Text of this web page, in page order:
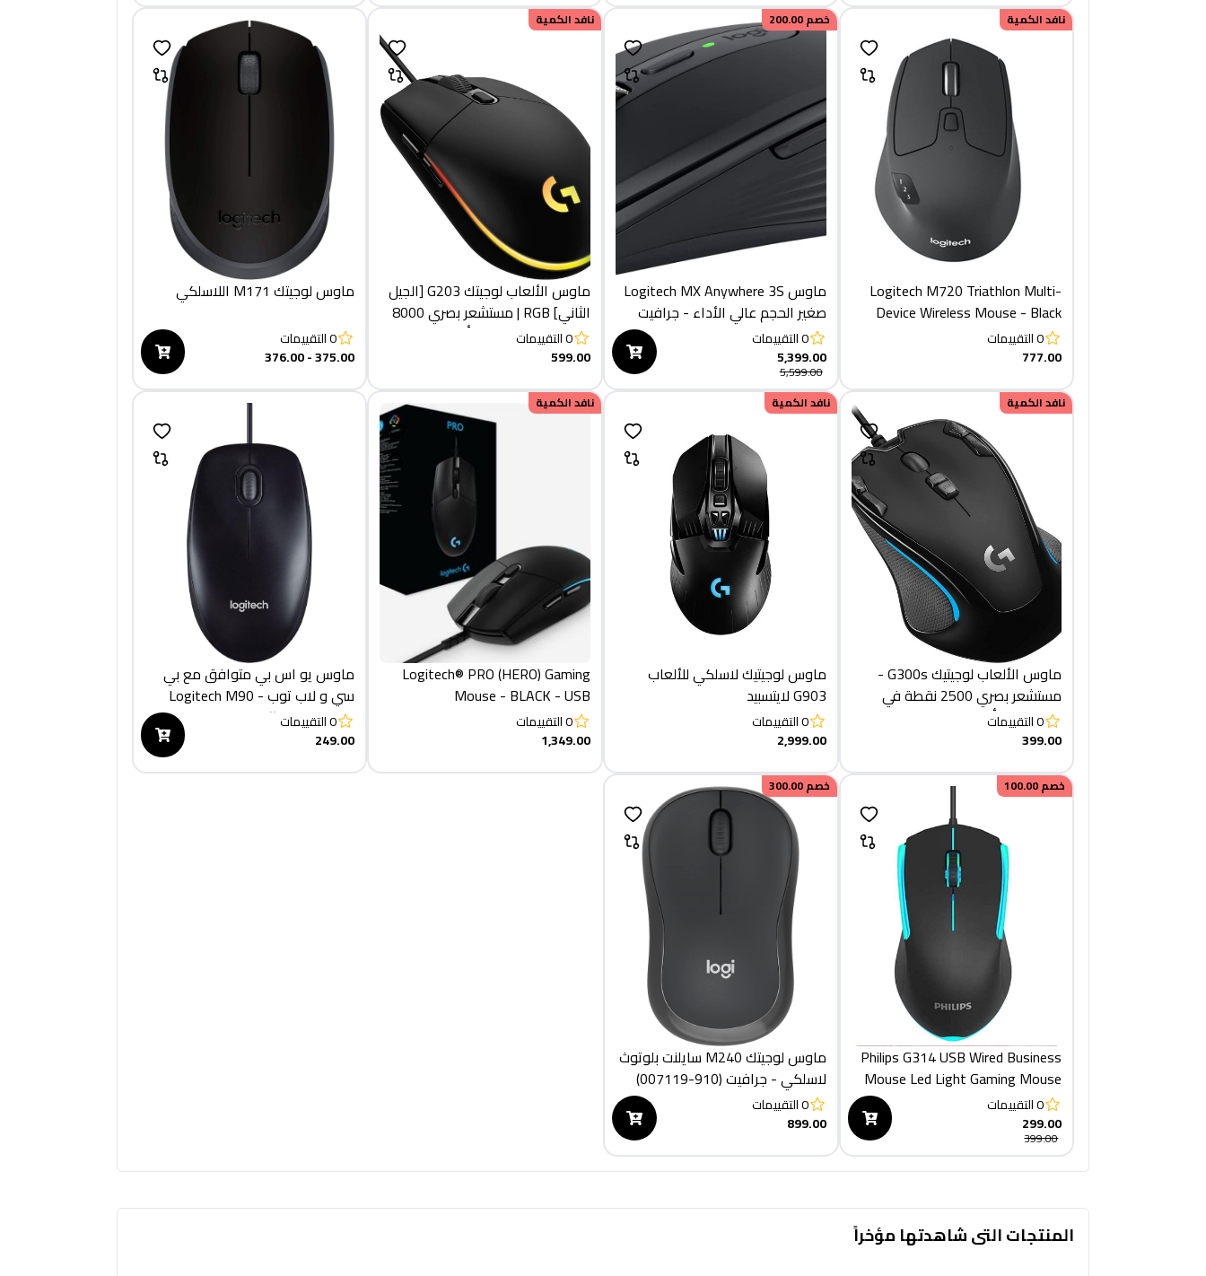
نافد الكمية
Logitech M720 Triathlon Multi-
Device Wireless Mouse - Black
0التقييمات
777.00
خصم200.00
ماوس Logitech MX Anywhere 3S
صغير الحجم عالي الأداء - جرافيت
0التقييمات
5,399.00
5,599.00
نافد الكمية
ماوس الألعاب لوجيتك G203 [الجيل
الثاني] RGB | مستشعر بصري 8000
نقطة في البوصة | 6 أزرار قابلة
للبرمجة
0التقييمات
599.00
ماوس لوجيتك M171 اللاسلكي
0التقييمات
375.00 - 376.00
نافد الكمية
ماوس الألعاب لوجيتيك G300s -
مستشعر بصري 2500 نقطة في
البوصة - 9 أزرار قابلة للبرمجة
0التقييمات
399.00
نافد الكمية
ماوس لوجيتيك لاسلكي للألعاب
G903 لايتسبيد
0التقييمات
2,999.00
نافد الكمية
Logitech® PRO (HERO) Gaming
Mouse - BLACK - USB
0التقييمات
1,349.00
ماوس يو اس بي متوافق مع بي
سي و لاب توب - Logitech M90
(910-001793)
0التقييمات
249.00
خصم100.00
Philips G314 USB Wired Business
Mouse Led Light Gaming Mouse
0التقييمات
299.00
399.00
خصم300.00
ماوس لوجيتك M240 سايلنت بلوتوث
لاسلكي - جرافيت (910-007119)
0التقييمات
899.00
المنتجات التى شاهدتها مؤخراً